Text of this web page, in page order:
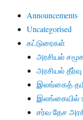
Announcements
Uncategorised
கட்டுரைகள்
அரசியல்
அரசியல் தீர்வு
இலங்கைத்
இலங்கையில்
சர்வ தேச